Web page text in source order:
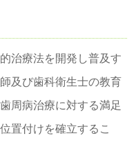
治療法を開発し普及す
及び歯科衛生士の教育
周病治療に対する満足
置付けを確立するこ